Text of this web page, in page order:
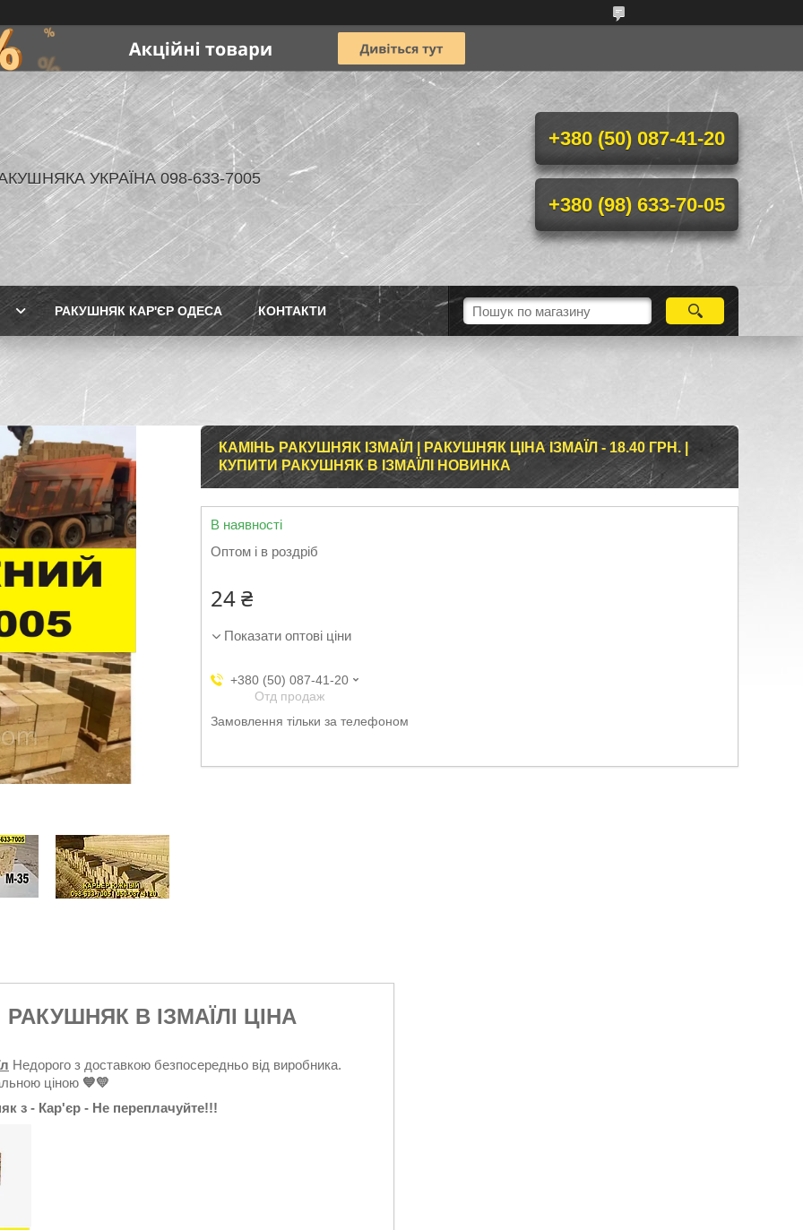
УКРАЇНА 098-633-7005
+380 (50) 087-41-20
+380 (98) 633-70-05
РАКУШНЯК КАР'ЄР ОДЕСА КОНТАКТИ
КАМІНЬ РАКУШНЯК ІЗМАЇЛ | РАКУШНЯК ЦІНА ІЗМАЇЛ - 18.40 ГРН. |
КУПИТИ РАКУШНЯК В ІЗМАЇЛІ НОВИНКА
В наявності
Оптом і в роздріб
24 ₴
Показати оптові ціни
+380 (50) 087-41-20
Отд продаж
Замовлення тільки за телефоном
В ІЗМАЇЛІ ЦІНА
Недорого з доставкою безпосередньо від виробника.
ціною 💙💛
з - Кар'єр - Не переплачуйте!!!